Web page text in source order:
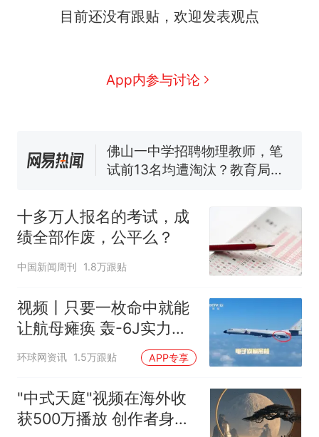
目前还没有跟贴，欢迎发表观点
App内参与讨论
线一圈，还曾两次到中国寻根
5060元才肯搬上楼！女子傻眼
空调24小时开着反而更省电？
已叫停招聘，成立调查组全面
核查
热 十多万人报名的考试，成绩
全部作废，公平么？
十多万人报名的考试，成
绩全部作废，公平么？
中国新闻周刊 1.8万跟贴
视频丨只要一枚命中就能
让航母瘫痪 轰-6J实力有
多强？
环球网资讯 1.5万跟贴 APP专享
"中式天庭"视频在海外收
获500万播放 创作者身份